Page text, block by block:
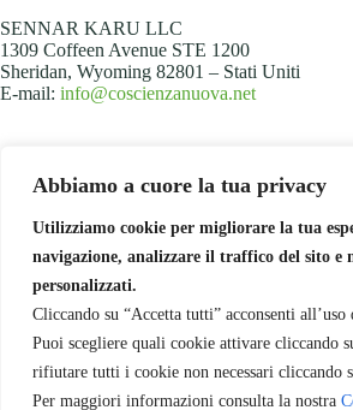
Abbiamo a cuore la tua privacy
Utilizziamo cookie per migliorare la tua
navigazione, analizzare il traffico del sito e
personalizzati.
Cliccando su “Accetta tutti” acconsenti
Puoi scegliere quali cookie attivare cliccando
rifiutare tutti i cookie non necessari cliccando
Per maggiori informazioni consulta la nostra
SENNAR KARU LLC
1309 Coffeen Avenue STE 1200
Sheridan, Wyoming 82801 – Stati Uniti
E-mail: info@coscienzanuova.net
Chi siamo Sennar Karu